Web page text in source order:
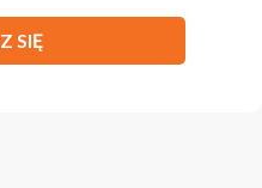
i prywatnością — zapraszam
SIĘ